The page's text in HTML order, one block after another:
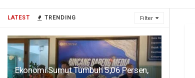
LATEST TRENDING Filter
Ekonomi Sumut Tumbuh 5,06 Persen,